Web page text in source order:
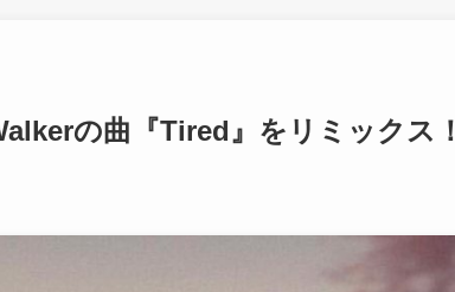
の曲『Tired』をリミックス！